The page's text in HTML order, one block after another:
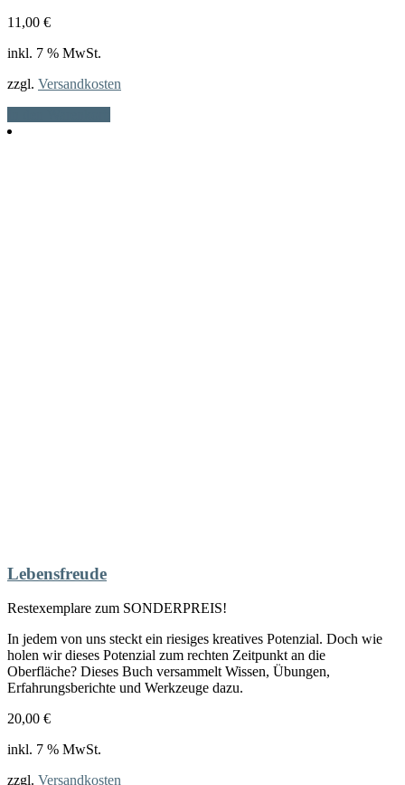
11,00 €
inkl. 7 % MwSt.
zzgl. Versandkosten
Lebensfreude
Restexemplare zum SONDERPREIS!
In jedem von uns steckt ein riesiges kreatives Potenzial. Doch wie
holen wir dieses Potenzial zum rechten Zeitpunkt an die
Oberfläche? Dieses Buch versammelt Wissen, Übungen,
Erfahrungsberichte und Werkzeuge dazu.
20,00 €
inkl. 7 % MwSt.
zzgl. Versandkosten